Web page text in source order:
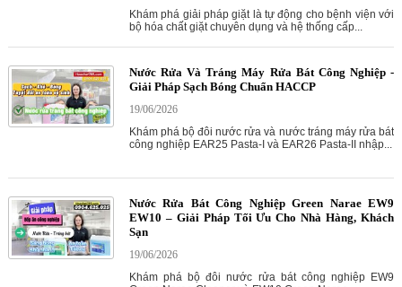
Khám phá giải pháp giặt là tự động cho bệnh viện với
bộ hóa chất giặt chuyên dụng và hệ thống cấp...
Nước Rửa Và Tráng Máy Rửa Bát Công Nghiệp -
Giải Pháp Sạch Bóng Chuẩn HACCP
19/06/2026
Khám phá bộ đôi nước rửa và nước tráng máy rửa bát
công nghiệp EAR25 Pasta-I và EAR26 Pasta-II nhập...
Nước Rửa Bát Công Nghiệp Green Narae EW9
EW10 – Giải Pháp Tối Ưu Cho Nhà Hàng, Khách
Sạn
19/06/2026
Khám phá bộ đôi nước rửa bát công nghiệp EW9